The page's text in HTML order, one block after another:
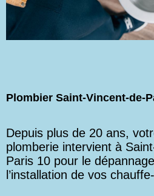
Plombier Saint-Vincent-de-
Depuis plus de 20 ans,
plomberie intervient à
Paris 10 pour le
l’installation de vos